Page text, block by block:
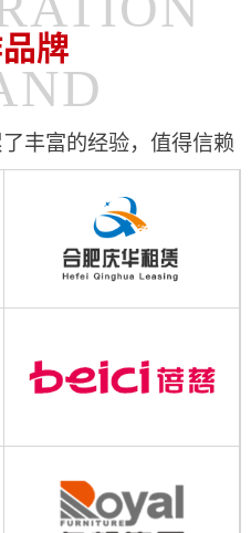
牌
丰富的经验，值得信赖